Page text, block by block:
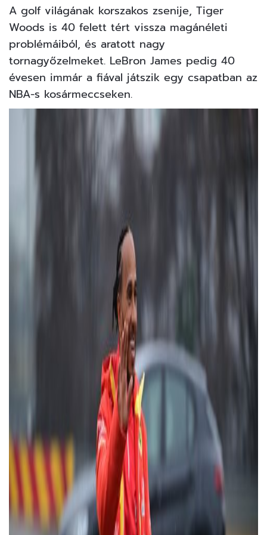
A golf világának korszakos zsenije, Tiger
Woods is 40 felett tért vissza magánéleti
problémáiból, és aratott nagy
tornagyőzelmeket. LeBron James pedig 40
évesen immár a fiával játszik egy csapatban az
NBA-s kosármeccseken.